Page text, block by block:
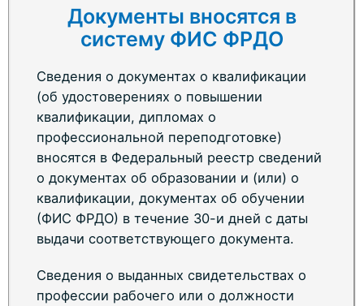
Документы вносятся в
систему ФИС ФРДО
Сведения о документах о квалификации
(об удостоверениях о повышении
квалификации, дипломах о
профессиональной переподготовке)
вносятся в Федеральный реестр сведений
о документах об образовании и (или) о
квалификации, документах об обучении
(ФИС ФРДО) в течение 30-и дней с даты
выдачи соответствующего документа.
Сведения о выданных свидетельствах о
профессии рабочего или о должности